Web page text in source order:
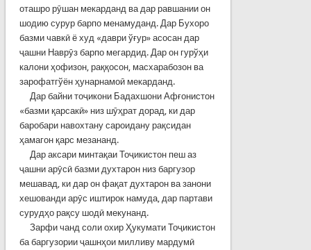
оташро рӯшан мекарданд ва дар равшании он
шодию сурур барпо менамуданд. Дар Бухоро
базми чавкӣ ё худ «даври ўғур» асосан дар
ҷашни Наврӯз барпо мегардид. Дар он гурўҳи
калони ҳофизон, раққосон, масхарабозон ва
зарофатгўён ҳунарнамоӣ мекарданд.
Дар байни тоҷикони Бадахшони Афғонистон
«базми қарсакӣ» низ шӯҳрат дорад, ки дар
баробари навохтану сароидану рақсидан
ҳамагон қарс мезананд.
Дар аксари минтақаи Тоҷикистон пеш аз
ҷашни арӯсӣ базми духтарон низ баргузор
мешавад, ки дар он фақат духтарон ва занони
хешованди арӯс иштирок намуда, дар партави
сурудҳо рақсу шодӣ мекунанд.
Зарфи чанд соли охир Ҳукумати Тоҷикистон
ба баргузории ҷашнҳои милливу мардумӣ